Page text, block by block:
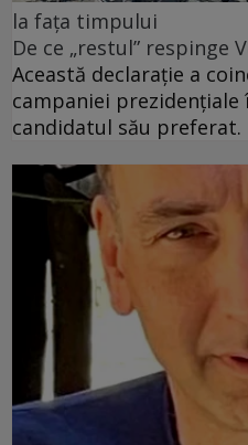
la fața timpului
De ce „restul” respinge
Această declarație a
campaniei prezidențiale
candidatul său preferat.